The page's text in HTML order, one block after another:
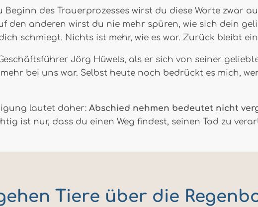
Beginn des Trauerprozesses wirst du diese Worte zwar
den anderen wirst du nie mehr spüren, wie sich dein
schmiegt. Nichts ist mehr, wie es war. Zurück bleibt
Jörg Hüwels, als er sich von seiner
bei uns war. Selbst heute noch bedrückt es mich,
lautet daher: Abschied nehmen bedeutet nicht
ist nur, dass du einen Weg findest, seinen Tod zu
Tiere über die